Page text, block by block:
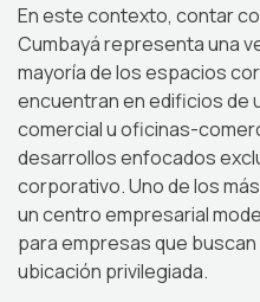
En este contexto, contar
Cumbayá representa una
mayoría de los espacios
encuentran en edificios de
comercial u oficinas-
desarrollos enfocados
corporativo. Uno de los
un centro empresarial
para empresas que
ubicación privilegiada.